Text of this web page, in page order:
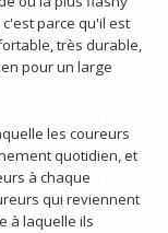
parce qu'il est
très durable,
pour un large
les coureurs
quotidien, et
à chaque
qui reviennent
à laquelle ils